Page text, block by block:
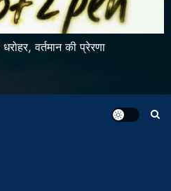
वर्तमान की प्रेरणा